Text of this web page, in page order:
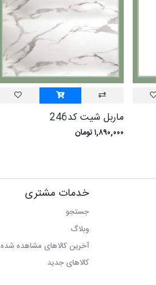
ماربل شیت کد246
۱,۸۹۰,۰۰۰ تومان
خدمات مشتری
جستجو
وبلاگ
آخرین کالاهای مشاهده شده
کالاهای جدید